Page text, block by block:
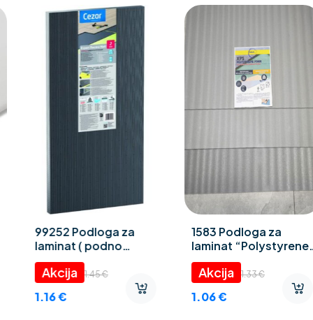
1583 Podloga za
laminat “Polystyrene
foam” 3 mm
1.33€
1.06€
Laminat Truva 8 mm
9.95
7.96€